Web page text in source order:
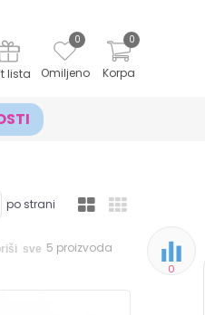
Korpa
0
Omiljeno
0
lista
0
po strani
5 proizvoda
sve